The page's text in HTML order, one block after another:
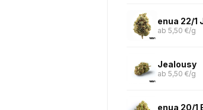
enua 22/1
ab 5,50 €/g
Jealousy
ab 5,50 €/g
enua 20/1